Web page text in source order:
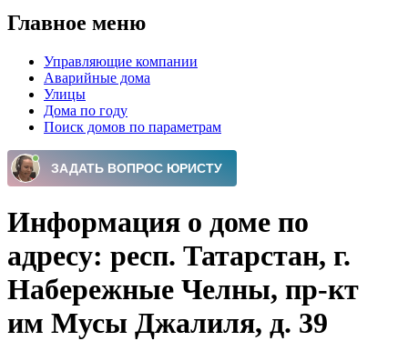
Главное меню
Управляющие компании
Аварийные дома
Улицы
Дома по году
Поиск домов по параметрам
Информация о доме по
адресу: респ. Татарстан, г.
Набережные Челны, пр-кт
им Мусы Джалиля, д. 39